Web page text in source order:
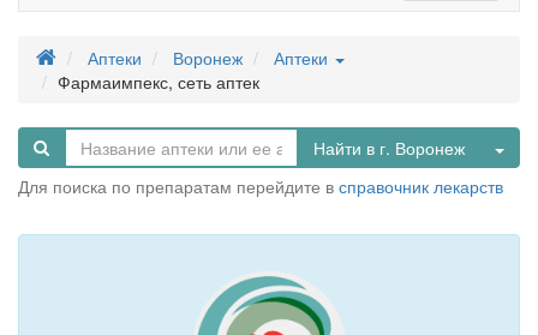
Аптеки Воронеж
Аптеки
Фармаимпекс, сеть аптек
Найти в г. Воронеж
Для поиска по препаратам перейдите в справочник лекарств